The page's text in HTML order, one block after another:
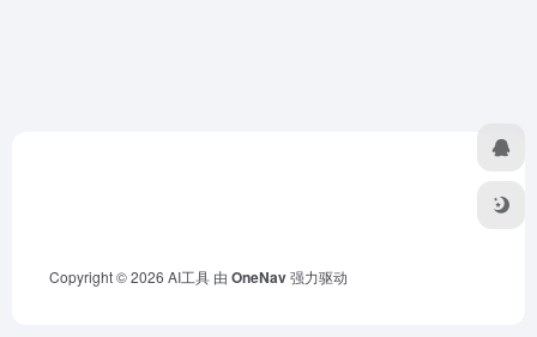
Copyright © 2026 AI工具 由 OneNav强力驱动